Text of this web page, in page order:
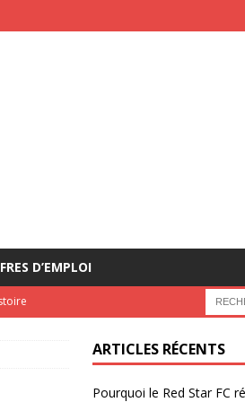
D’EMPLOI
ARTICLES RÉCENTS
Pourquoi le Red Star FC